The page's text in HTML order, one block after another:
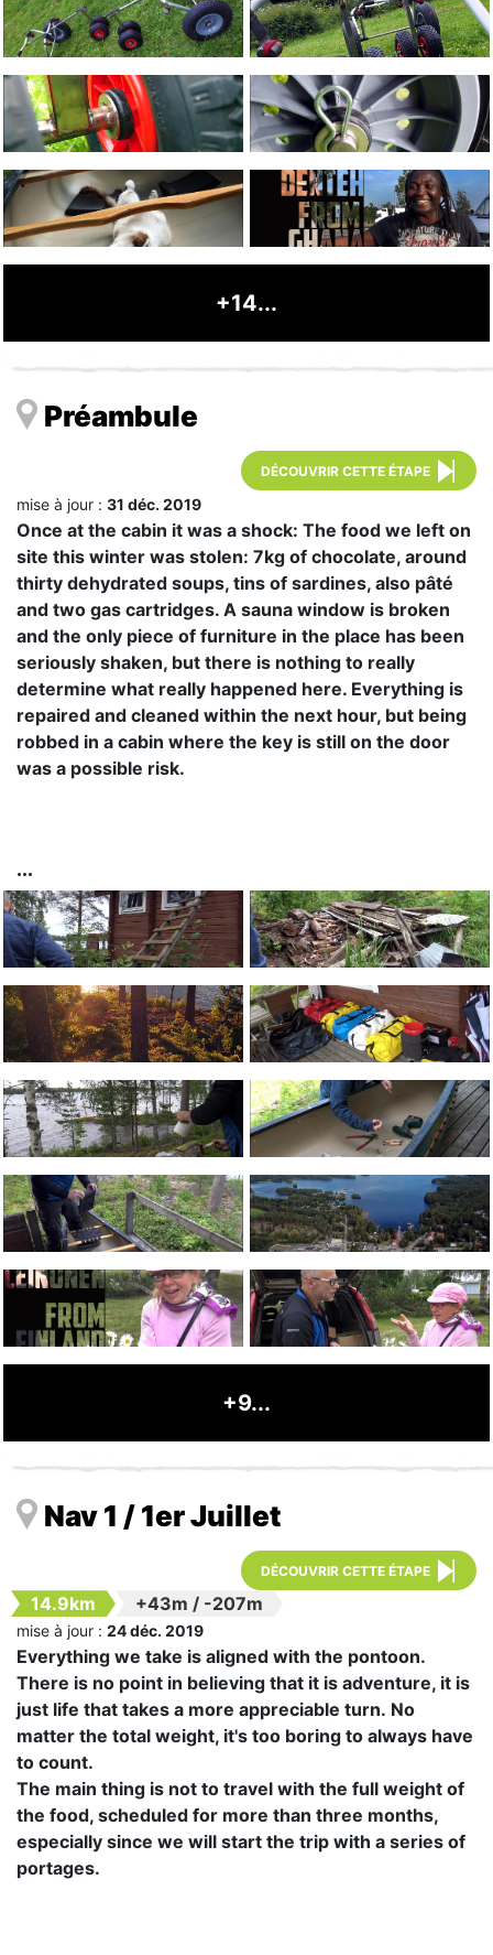
+14...
Préambule
DÉCOUVRIR CETTE ÉTAPE
mise à jour : 31 déc. 2019
Once at the cabin it was a shock: The food we left on
site this winter was stolen: 7kg of chocolate, around
thirty dehydrated soups, tins of sardines, also pâté
and two gas cartridges. A sauna window is broken
and the only piece of furniture in the place has been
seriously shaken, but there is nothing to really
determine what really happened here. Everything is
repaired and cleaned within the next hour, but being
robbed in a cabin where the key is still on the door
was a possible risk.
+9...
Nav 1 / 1er Juillet
DÉCOUVRIR CETTE ÉTAPE
14.9km +43m / -207m
mise à jour : 24 déc. 2019
Everything we take is aligned with the pontoon.
There is no point in believing that it is adventure, it is
just life that takes a more appreciable turn. No
matter the total weight, it's too boring to always have
to count.
The main thing is not to travel with the full weight of
the food, scheduled for more than three months,
especially since we will start the trip with a series of
portages.